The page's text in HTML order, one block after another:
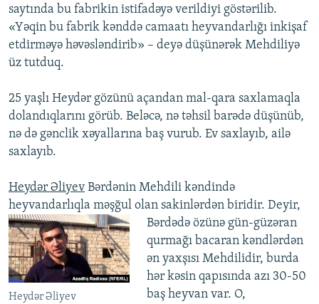
saytında bu fabrikin istifadəyə verildiyi göstərilib.
«Yəqin bu fabrik kənddə camaatı heyvandarlığı inkişaf
etdirməyə həvəsləndirib» – deyə düşünərək Mehdiliyə
üz tutduq.
25 yaşlı Heydər gözünü açandan mal-qara saxlamaqla
dolandıqlarını görüb. Beləcə, nə təhsil barədə düşünüb,
nə də gənclik xəyallarına baş vurub. Ev saxlayıb, ailə
saxlayıb.
Heydər Əliyev Bərdənin Mehdili kəndində
heyvandarlıqla məşğul olan sakinlərdən biridir.
Heydər Əliyev
Deyir,
Bərdədə özünə gün-güzəran
qurmağı bacaran kəndlərdən
ən yaxşısı Mehdilidir, burda
hər kəsin qapısında azı 30-50
baş heyvan var. O,